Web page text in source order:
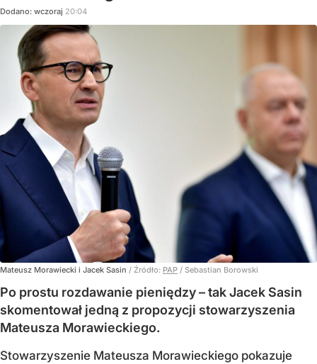
Dodano: wczoraj 20:04
Mateusz Morawiecki i Jacek Sasin / Źródło: PAP / Sebastian Borowski
Po prostu rozdawanie pieniędzy – tak Jacek Sasin
skomentował jedną z propozycji stowarzyszenia
Mateusza Morawieckiego.
Stowarzyszenie Mateusza Morawieckiego pokazuje